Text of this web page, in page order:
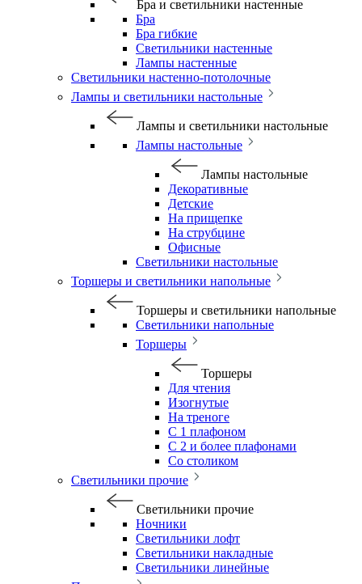
Бра и светильники настенные
Бра
Бра гибкие
Светильники настенные
Лампы настенные
Светильники настенно-потолочные
Лампы и светильники настольные
Лампы и светильники настольные
Лампы настольные
Лампы настольные
Декоративные
Детские
На прищепке
На струбцине
Офисные
Светильники настольные
Торшеры и светильники напольные
Торшеры и светильники напольные
Светильники напольные
Торшеры
Торшеры
Для чтения
Изогнутые
На треноге
С 1 плафоном
С 2 и более плафонами
Со столиком
Светильники прочие
Светильники прочие
Ночники
Светильники лофт
Светильники накладные
Светильники линейные